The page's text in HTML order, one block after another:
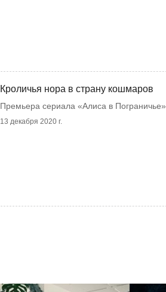
Кроличья нора в страну кошмаров
Премьера сериала «Алиса в Пограничье»
13 декабря 2020 г.